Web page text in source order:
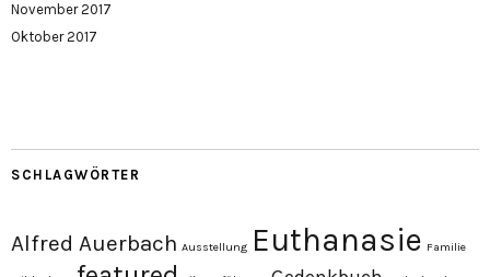
November 2017
Oktober 2017
SCHLAGWÖRTER
Alfred Auerbach Ausstellung Euthanasie Familie